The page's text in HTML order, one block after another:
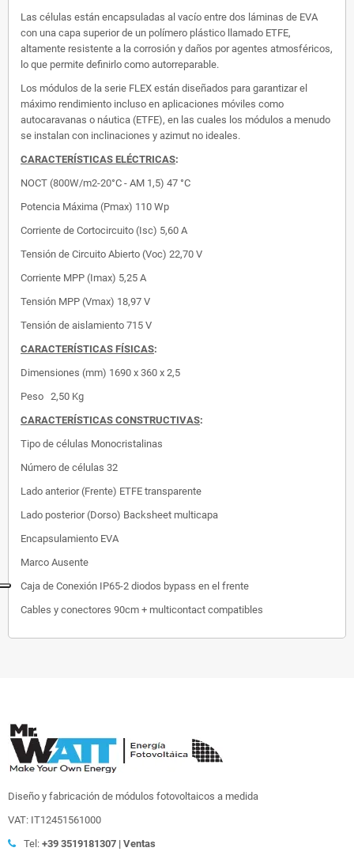
Las células están encapsuladas al vacío entre dos láminas de EVA
con una capa superior de un polímero plástico llamado ETFE,
altamente resistente a la corrosión y daños por agentes atmosféricos,
lo que permite definirlo como autorreparable.
Los módulos de la serie FLEX están diseñados para garantizar el
máximo rendimiento incluso en aplicaciones móviles como
autocaravanas o náutica (ETFE), en las cuales los módulos a menudo
se instalan con inclinaciones y azimut no ideales.
CARACTERÍSTICAS ELÉCTRICAS:
NOCT (800W/m2-20°C - AM 1,5) 47 °C
Potencia Máxima (Pmax) 110 Wp
Corriente de Cortocircuito (Isc) 5,60 A
Tensión de Circuito Abierto (Voc) 22,70 V
Corriente MPP (Imax) 5,25 A
Tensión MPP (Vmax) 18,97 V
Tensión de aislamiento 715 V
CARACTERÍSTICAS FÍSICAS:
Dimensiones (mm) 1690 x 360 x 2,5
Peso 2,50 Kg
CARACTERÍSTICAS CONSTRUCTIVAS:
Tipo de células Monocristalinas
Número de células 32
Lado anterior (Frente) ETFE transparente
Lado posterior (Dorso) Backsheet multicapa
Encapsulamiento EVA
Marco Ausente
Caja de Conexión IP65-2 diodos bypass en el frente
Cables y conectores 90cm + multicontact compatibles
Diseño y fabricación de módulos fotovoltaicos a medida
VAT: IT12451561000
Tel: +39 3519181307 | Ventas